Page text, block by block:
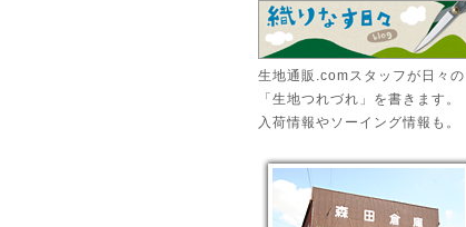
生地通販.comスタッフが日々の
「生地つれづれ」を書きます。
入荷情報やソーイング情報も。